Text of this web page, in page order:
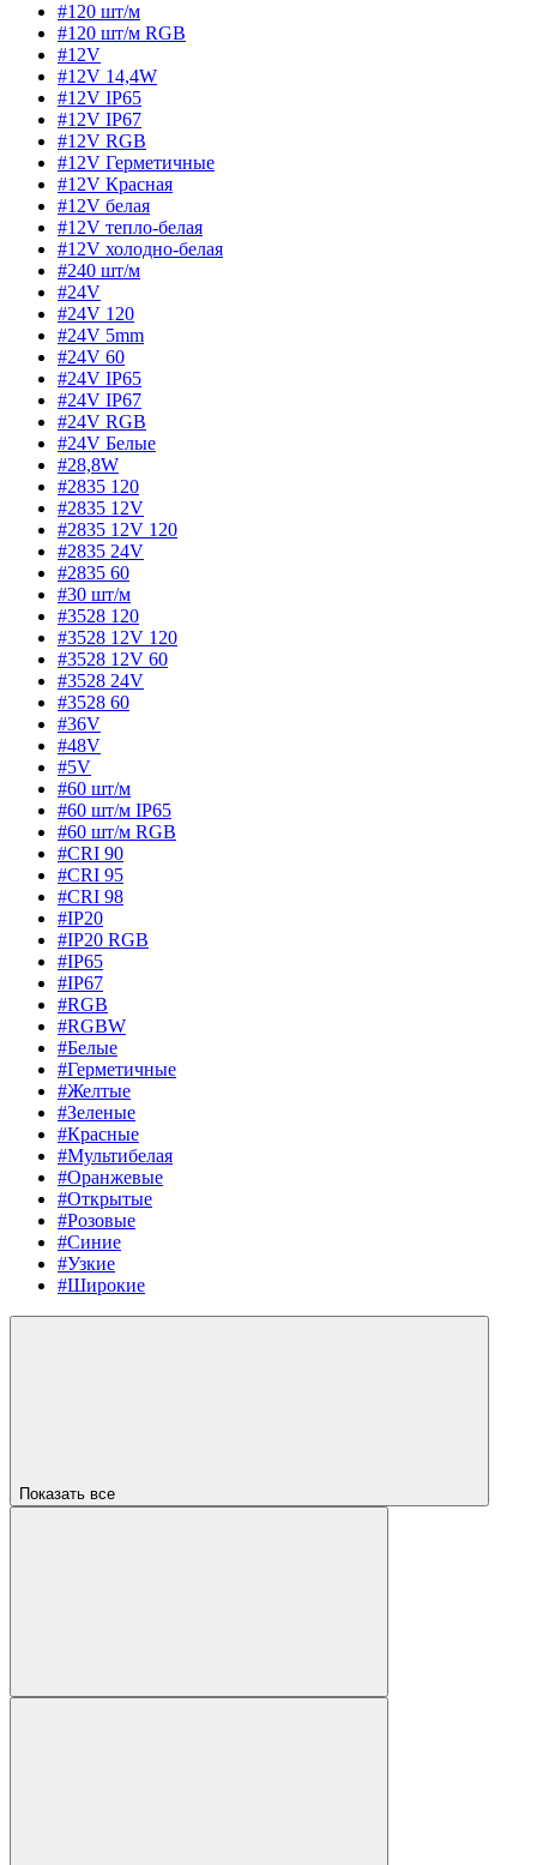
#120 шт/м
#120 шт/м RGB
#12V
#12V 14,4W
#12V IP65
#12V IP67
#12V RGB
#12V Герметичные
#12V Красная
#12V белая
#12V тепло-белая
#12V холодно-белая
#240 шт/м
#24V
#24V 120
#24V 5mm
#24V 60
#24V IP65
#24V IP67
#24V RGB
#24V Белые
#28,8W
#2835 120
#2835 12V
#2835 12V 120
#2835 24V
#2835 60
#30 шт/м
#3528 120
#3528 12V 120
#3528 12V 60
#3528 24V
#3528 60
#36V
#48V
#5V
#60 шт/м
#60 шт/м IP65
#60 шт/м RGB
#CRI 90
#CRI 95
#CRI 98
#IP20
#IP20 RGB
#IP65
#IP67
#RGB
#RGBW
#Белые
#Герметичные
#Желтые
#Зеленые
#Красные
#Мультибелая
#Оранжевые
#Открытые
#Розовые
#Синие
#Узкие
#Широкие
Показать все